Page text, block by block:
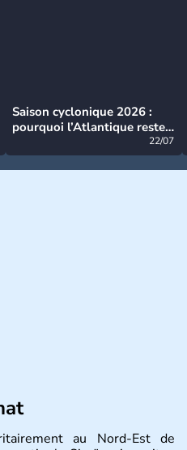
Saison cyclonique 2026 :
pourquoi l’Atlantique reste
22/07
au Nord-Est de